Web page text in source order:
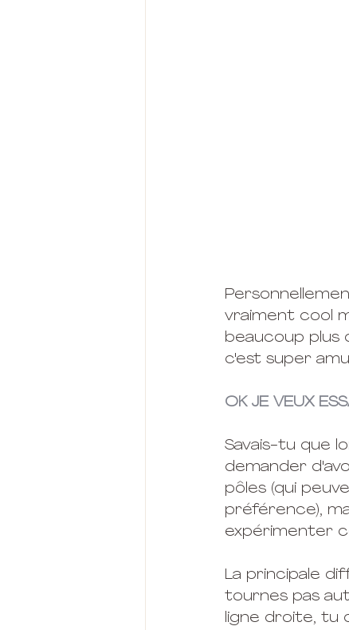
vraiment cool
beaucoup plus
c'est super
OK JE VEUX
Savais-tu que
demander
pôles (qui
préférence),
expérimenter
La principale
tournes pas
ligne droite, tu